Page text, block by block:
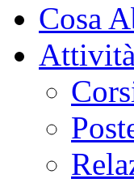
Cosa